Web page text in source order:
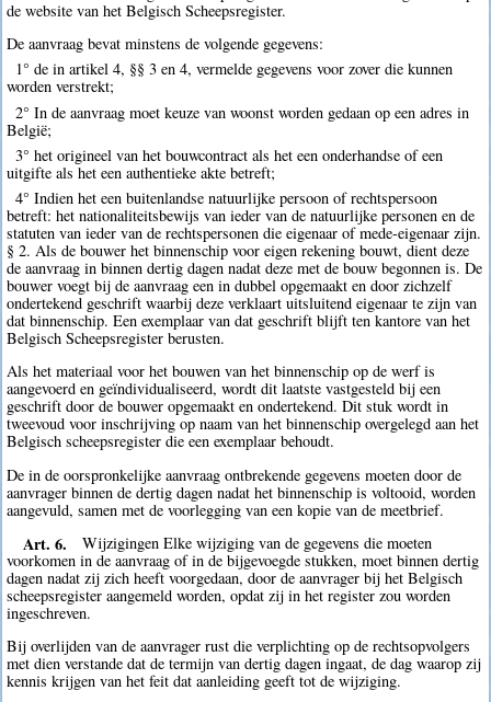
de website van het Belgisch Scheepsregister.
De aanvraag bevat minstens de volgende gegevens:
1° de in artikel 4, §§ 3 en 4, vermelde gegevens voor zover die kunnen
worden verstrekt;
2° In de aanvraag moet keuze van woonst worden gedaan op een adres in
België;
3° het origineel van het bouwcontract als het een onderhandse of een
uitgifte als het een authentieke akte betreft;
4° Indien het een buitenlandse natuurlijke persoon of rechtspersoon
betreft: het nationaliteitsbewijs van ieder van de natuurlijke personen en de
statuten van ieder van de rechtspersonen die eigenaar of mede-eigenaar zijn.
§ 2. Als de bouwer het binnenschip voor eigen rekening bouwt, dient deze
de aanvraag in binnen dertig dagen nadat deze met de bouw begonnen is. De
bouwer voegt bij de aanvraag een in dubbel opgemaakt en door zichzelf
ondertekend geschrift waarbij deze verklaart uitsluitend eigenaar te zijn van
dat binnenschip. Een exemplaar van dat geschrift blijft ten kantore van het
Belgisch Scheepsregister berusten.
Als het materiaal voor het bouwen van het binnenschip op de werf is
aangevoerd en geïndividualiseerd, wordt dit laatste vastgesteld bij een
geschrift door de bouwer opgemaakt en ondertekend. Dit stuk wordt in
tweevoud voor inschrijving op naam van het binnenschip overgelegd aan het
Belgisch scheepsregister die een exemplaar behoudt.
De in de oorspronkelijke aanvraag ontbrekende gegevens moeten door de
aanvrager binnen de dertig dagen nadat het binnenschip is voltooid, worden
aangevuld, samen met de voorlegging van een kopie van de meetbrief.
Art. 6.
Wijzigingen Elke wijziging van de gegevens die moeten
voorkomen in de aanvraag of in de bijgevoegde stukken, moet binnen dertig
dagen nadat zij zich heeft voorgedaan, door de aanvrager bij het Belgisch
scheepsregister aangemeld worden, opdat zij in het register zou worden
ingeschreven.
Bij overlijden van de aanvrager rust die verplichting op de rechtsopvolgers
met dien verstande dat de termijn van dertig dagen ingaat, de dag waarop zij
kennis krijgen van het feit dat aanleiding geeft tot de wijziging.